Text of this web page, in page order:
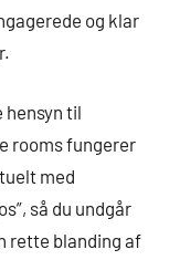
og klar
hensyn til
rooms fungerer
med
så du undgår
rette blanding af